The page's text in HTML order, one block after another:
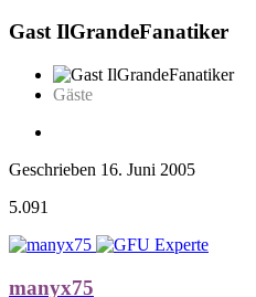
Gast IlGrandeFanatiker
Gäste
Geschrieben 16. Juni 2005
5.091
manyx75